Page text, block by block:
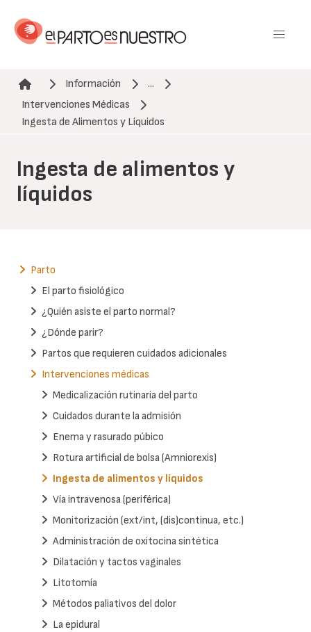
contenido
Ruta de navegación
Información
...
Intervenciones Médicas
Ingesta de Alimentos y Líquidos
Ingesta de alimentos y
líquidos
Parto
El parto fisiológico
¿Quién asiste el parto normal?
¿Dónde parir?
Partos que requieren cuidados adicionales
Intervenciones médicas
Medicalización rutinaria del parto
Cuidados durante la admisión
Enema y rasurado púbico
Rotura artificial de bolsa (Amniorexis)
Ingesta de alimentos y líquidos
Vía intravenosa (periférica)
Monitorización (ext/int, (dis)continua, etc.)
Administración de oxitocina sintética
Dilatación y tactos vaginales
Litotomía
Métodos paliativos del dolor
La epidural